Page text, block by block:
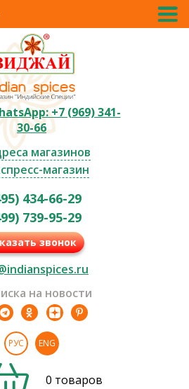
+7 (969) 341-
30-66
магазинов
магазин
434-66-29
739-95-29
звонок
на новости
РУС ENG
0 товаров